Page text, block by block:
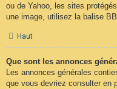
ou de Yahoo, les sites
une image, utilisez la balise
Haut
Que sont les annonces
Les annonces générales
que vous devriez consulter en